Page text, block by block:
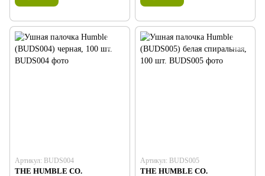
Артикул: BUDS004
THE HUMBLE CO.
Артикул: BUDS005
THE HUMBLE CO.